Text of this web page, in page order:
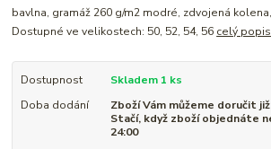
bavlna, gramáž 260 g/m2 modré, zdvojená
Dostupné ve velikostech: 50, 52, 54, 56 celý popis
Dostupnost
Skladem 1 ks
Doba dodání
Zboží Vám můžeme doručit již
Stačí, když zboží objednáte
24:00